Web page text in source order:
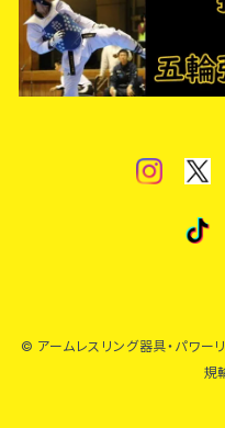
© アームレスリング器具・パワー
規